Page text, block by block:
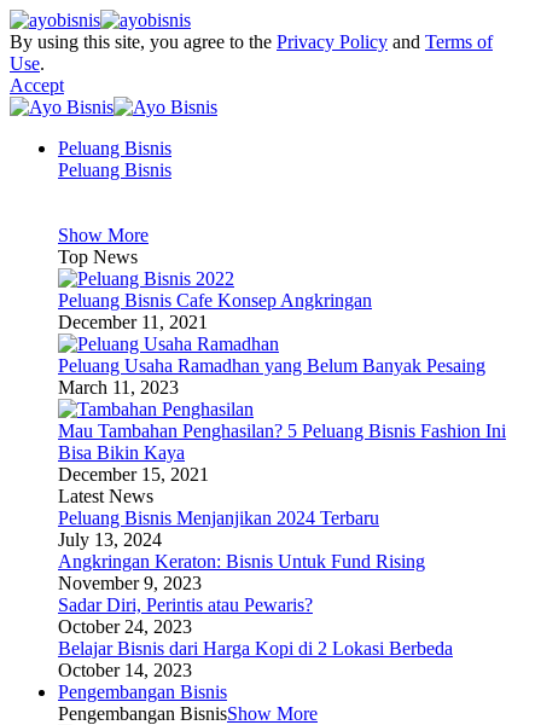
By using this site, you agree to the Privacy Policy and Terms of
Use.
Accept
Peluang Bisnis
Peluang Bisnis
Show More
Top News
Peluang Bisnis Cafe Konsep Angkringan
December 11, 2021
Peluang Usaha Ramadhan yang Belum Banyak Pesaing
March 11, 2023
Mau Tambahan Penghasilan? 5 Peluang Bisnis Fashion Ini
Bisa Bikin Kaya
December 15, 2021
Latest News
Peluang Bisnis Menjanjikan 2024 Terbaru
July 13, 2024
Angkringan Keraton: Bisnis Untuk Fund Rising
November 9, 2023
Sadar Diri, Perintis atau Pewaris?
October 24, 2023
Belajar Bisnis dari Harga Kopi di 2 Lokasi Berbeda
October 14, 2023
Pengembangan Bisnis
Pengembangan BisnisShow More